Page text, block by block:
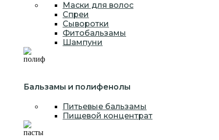
Маски для волос
Спреи
Сыворотки
Фитобальзамы
Шампуни
Бальзамы и полифенолы
Питьевые бальзамы
Пищевой концентрат